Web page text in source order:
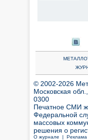
© 2002-2026
Московская
0300
Печатное СМИ
Федеральной
массовых
решения о
О журнале |